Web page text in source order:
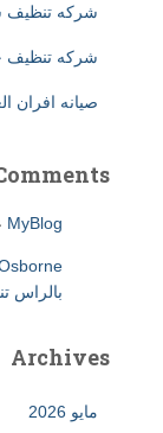
شركه تنظيف
شركه تنظيف
صيانه افران
MyBlog
بالراس
Archives
مايو 2026